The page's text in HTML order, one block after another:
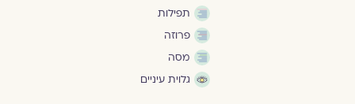
תפילות
פרוזה
מסה
גלוית עיניים